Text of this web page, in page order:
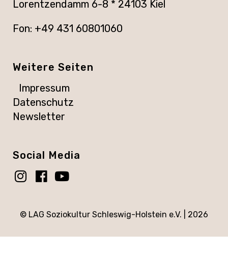
Lorentzendamm 6-8 * 24103 Kiel
Fon: +49 431 60801060
Weitere Seiten
Impressum
Datenschutz
Newsletter
Social Media
© LAG Soziokultur Schleswig-Holstein e.V. | 2026